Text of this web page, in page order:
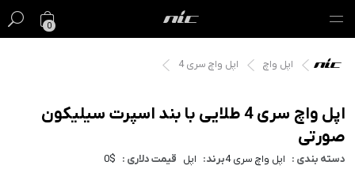
0
گیفت کارت
فروش ویژه
اپل واچ اپل واچ سری 4
اپل واچ سری 4 طلایی با بند اسپرت سیلیکون
صورتی
دسته بندی : اپل واچ سری 4 برند: اپل قیمت دلاری : 0$